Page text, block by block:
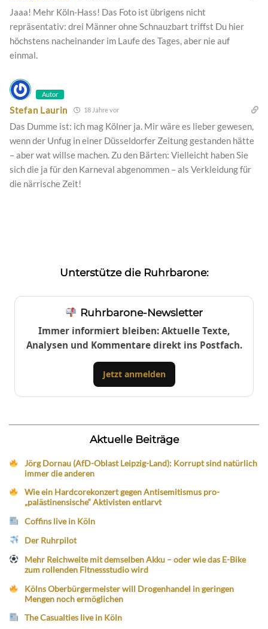
Jaaa! Mehr Köln-Hass! Das Foto ist übrigens nicht
repräsentativ: drei Männer ohne Schnauzbart triffst Du hier
höchstens nacheinander im Laufe des Tages, aber nie auf
einmal.
Autor
Stefan Laurin 18 Jahre vor
Das Dumme ist: ich mag Kölner ja. Mir wäre es lieber gewesen,
wenn der Unfug in einer Düsseldorfer Zeitung gestanden hätte
– aber wat willse machen. Zu den Bärten: Vielleicht haben Sie
sich die ja für den Karneval abgenommen – als Verkleidung für
die närrische Zeit!
Unterstütze die Ruhrbarone:
Ruhrbarone-Newsletter
Immer informiert bleiben: Aktuelle Texte,
Analysen und Kommentare direkt ins Postfach.
Jetzt anmelden
Aktuelle Beiträge
Jörg Dornau (AfD-Oblast Leipzig-Land): Korrupt sind natürlich
immer die anderen
Wie ein Hardcorekonzert gegen Antisemitismus pro-
„palästinensische“ Aktivisten entlarvt
Coffins live in Köln
Der Ruhrpilot
Mehr Reichweite mit demselben Akku – oder wie das E-Bike
zum rollenden Fitnessstudio wird
Kölns Oberbürgermeister will Drogenhandel in geringen
Mengen noch ermöglichen
The Casualties live in Köln